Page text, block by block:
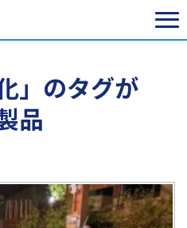
」のタグが
品